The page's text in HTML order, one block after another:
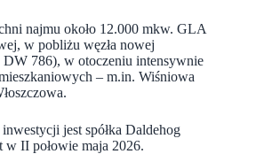
najmu około 12.000 mkw. GLA
w pobliżu węzła nowej
786), w otoczeniu intensywnie
– m.in. Wiśniowa
jest spółka Daldehog
w II połowie maja 2026.